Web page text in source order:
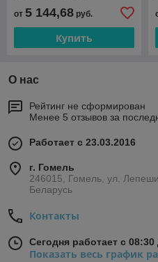
от 5 144,68 руб.
Купить
О нас
Рейтинг не сформирован
Менее 5 отзывов за
Работает с 23.03.2016
г. Гомель
246015, Гомель, ул.
Беларусь
Контакты
Сегодня работает с 08:30
Показать весь график